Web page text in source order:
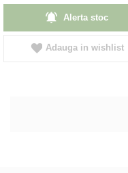
Alerta stoc
Adauga in wishlist